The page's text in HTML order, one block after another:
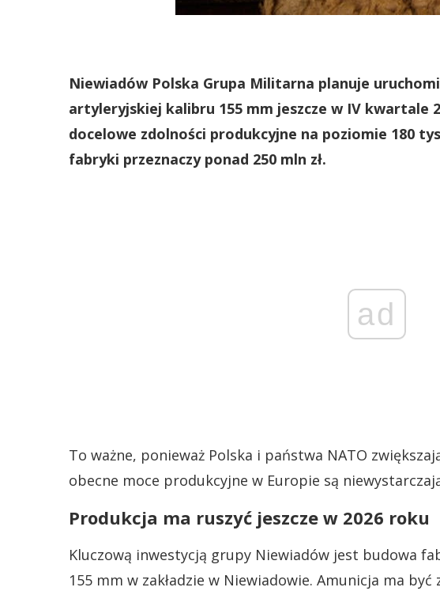
Niewiadów Polska Grupa Militarna planuje
artyleryjskiej kalibru 155 mm jeszcze w IV kwartale
docelowe zdolności produkcyjne na poziomie 180
fabryki przeznaczy ponad 250 mln zł.
ad
To ważne, ponieważ Polska i państwa NATO
obecne moce produkcyjne w Europie są
Produkcja ma ruszyć jeszcze w 2026 roku
Kluczową inwestycją grupy Niewiadów jest budowa
155 mm w zakładzie w Niewiadowie. Amunicja ma